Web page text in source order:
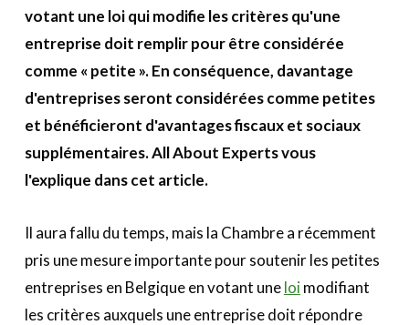
votant une loi qui modifie les critères qu'une
entreprise doit remplir pour être considérée
comme « petite ». En conséquence, davantage
d'entreprises seront considérées comme petites
et bénéficieront d'avantages fiscaux et sociaux
supplémentaires. All About Experts vous
l'explique dans cet article.
Il aura fallu du temps, mais la Chambre a récemment
pris une mesure importante pour soutenir les petites
entreprises en Belgique en votant uneloimodifiant
les critères auxquels une entreprise doit répondre